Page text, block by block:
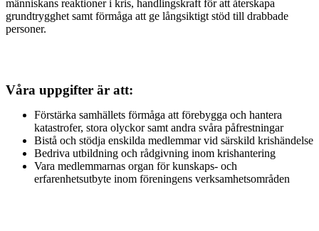
människans reaktioner i kris, handlingskraft för att återskapa
grundtrygghet samt förmåga att ge långsiktigt stöd till drabbade
personer.
Våra uppgifter är att:
Förstärka samhällets förmåga att förebygga och hantera
katastrofer, stora olyckor samt andra svåra påfrestningar
Bistå och stödja enskilda medlemmar vid särskild krishändelse
Bedriva utbildning och rådgivning inom krishantering
Vara medlemmarnas organ för kunskaps- och
erfarenhetsutbyte inom föreningens verksamhetsområden